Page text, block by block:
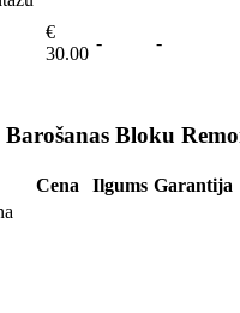
€
30.00
- -
Bloku
Cena Ilgums Garantija